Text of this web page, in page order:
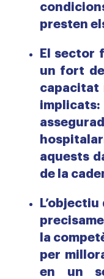
presten
El sector
un fort
capacitat
aquests
de la
L’objectiu
la
per
en un